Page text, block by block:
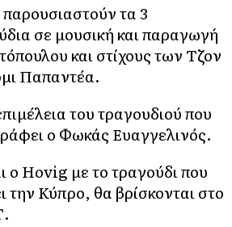
τα 3
σε μουσική και παραγωγή
και στίχους των Τζον
Παπαντέα.
του τραγουδιού που
ο Φωκάς Ευαγγελινός.
ο Hovig με το τραγούδι που
Κύπρο, θα βρίσκονται στο